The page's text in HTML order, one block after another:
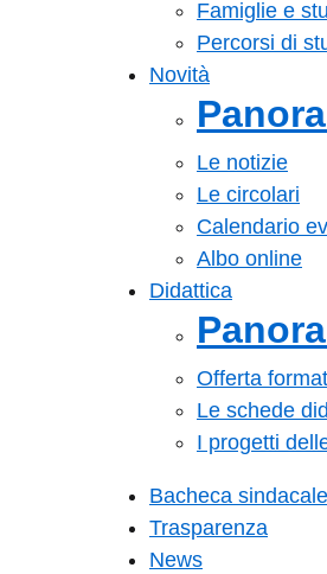
Famiglie e
Percorsi di
Novità
Le notizie
Le circolari
Calendario
Albo online
Didattica
Offerta
Le schede
I progetti
Bacheca sindacale
Trasparenza
News